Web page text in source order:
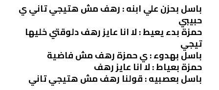
باسل بحزن علي ابنه : رهف مش هتيجي تاني ي
حبيبي
حمزة بدء يعيط : لا انا عايز رهف دلوقتي خليها
تيجي
باسل بهدوء : ي حمزة رهف مش فاضية
حمزة بعياط : لا انا عايز رهف
باسل بعصبيه : قولنا رهف مش هتيجي تاني